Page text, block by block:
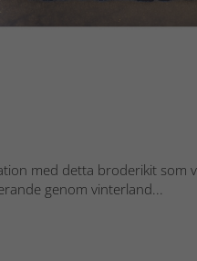
med detta broderikit som
genom vinterland...